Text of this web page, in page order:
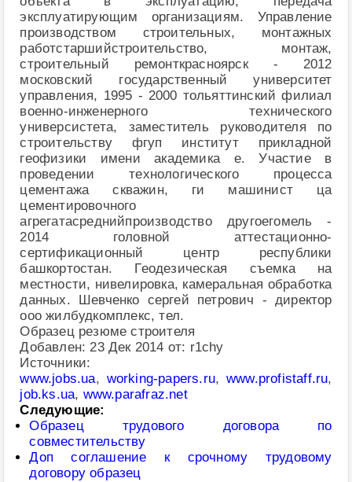
эксплуатирующим организациям. Управление
производством строительных, монтажных
работстаршийстроительство, монтаж,
строительный ремонткрасноярск - 2012
московский государственный университет
управления, 1995 - 2000 тольяттинский филиал
военно-инженерного технического
универсистета, заместитель руководителя по
строительству фгуп институт прикладной
геофизики имени академика е. Участие в
проведении технологического процесса
цементажа скважин, ги машинист ца
цементировочного
агрегатасреднийпроизводство другоегомель -
2014 головной аттестационно-
сертификационный центр республики
башкортостан. Геодезическая съемка на
местности, нивелировка, камеральная обработка
данных. Шевченко сергей петрович - директор
ооо жилбудкомплекс, тел.
Образец резюме строителя
Добавлен: 23 Дек 2014 от: r1chy
Источники:
www.jobs.ua, working-papers.ru, www.profistaff.ru,
job.ks.ua, www.parafraz.net
Следующие:
Образец трудового договора по
совместительству
Доп соглашение к срочному трудовому
договору образец